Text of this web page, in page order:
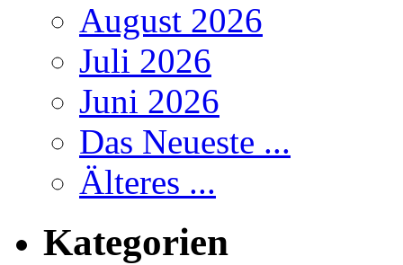
August 2026
Juli 2026
Juni 2026
Das Neueste ...
Älteres ...
Kategorien